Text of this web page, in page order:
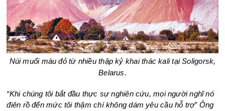
Núi muối màu đỏ từ nhiều thập kỷ khai thác kali tại Soligorsk,
Belarus.
“Khi chúng tôi bắt đầu thực sự nghiên cứu, mọi người nghĩ nó
điên rồ đến mức tôi thậm chí không dám yêu cầu hỗ trợ” Ông